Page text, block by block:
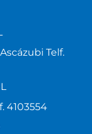
Telf.
4103554